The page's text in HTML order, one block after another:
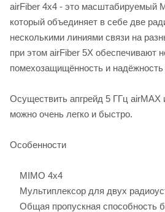
airFiber 4x4 - это масштабируемый
который объединяет в себе две
несколькими линиями связи на
при этом airFiber 5X обеспечивают
помехозащищённость и надёжность
Осуществить апгрейд 5 ГГц airMAX
можно очень легко и быстро.
Особенности
MIMO 4x4
Мультиплексор для двух
Общая пропускная способность